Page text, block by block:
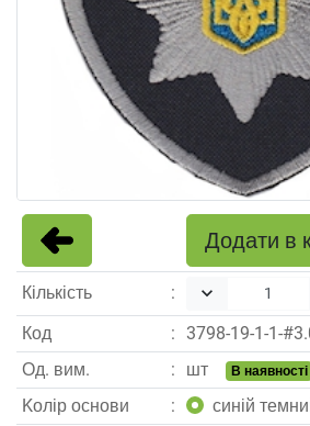
Додати в
Кількість keyboard_arrow_down
Код 3798-19-1-1-#
Од. вим.
шт В наявності
Kолір основи
синій